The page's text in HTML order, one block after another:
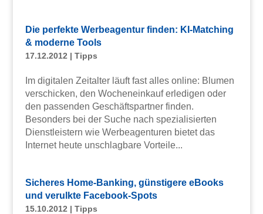
Die perfekte Werbeagentur finden: KI-Matching
& moderne Tools
17.12.2012 | Tipps
Im digitalen Zeitalter läuft fast alles online: Blumen
verschicken, den Wocheneinkauf erledigen oder
den passenden Geschäftspartner finden.
Besonders bei der Suche nach spezialisierten
Dienstleistern wie Werbeagenturen bietet das
Internet heute unschlagbare Vorteile...
Sicheres Home-Banking, günstigere eBooks
und verulkte Facebook-Spots
15.10.2012 | Tipps